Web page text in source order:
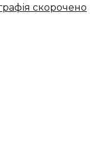
скорочено